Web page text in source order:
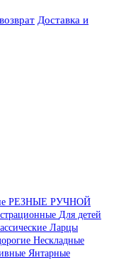
Доставка и
РЕЗНЫЕ РУЧНОЙ
Для детей
Ларцы
Нескладные
Янтарные